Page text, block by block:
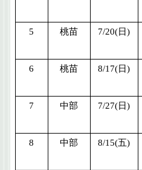
5
桃苗 7/20(日)
6
桃苗 8/17(日)
7
中部 7/27(日)
8
中部 8/15(五)